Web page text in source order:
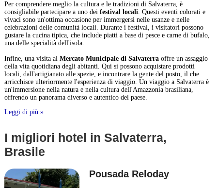
Per comprendere meglio la cultura e le tradizioni di Salvaterra, è
consigliabile partecipare a uno dei festival locali. Questi eventi colorati e
vivaci sono un'ottima occasione per immergersi nelle usanze e nelle
celebrazioni delle comunità locali. Durante i festival, i visitatori possono
gustare la cucina tipica, che include piatti a base di pesce e carne di bufalo,
una delle specialità dell'isola.
Infine, una visita al Mercato Municipale di Salvaterraoffre un assaggio
della vita quotidiana degli abitanti. Qui si possono acquistare prodotti
locali, dall'artigianato alle spezie, e incontrare la gente del posto, il che
arricchisce ulteriormente l'esperienza di viaggio. Un viaggio a Salvaterra è
un'immersione nella natura e nella cultura dell'Amazzonia brasiliana,
offrendo un panorama diverso e autentico del paese.
Leggi di più »
I migliori hotel in Salvaterra,
Brasile
Pousada Reloday